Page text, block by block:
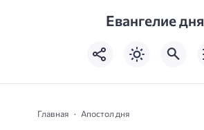
Евангелие дня
Главная Апостол дня